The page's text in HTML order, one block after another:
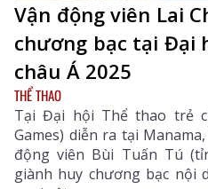
Vận động viên Lai
chương bạc tại Đại
châu Á 2025
THỂ THAO
Tại Đại hội Thể thao trẻ
Games) diễn ra tại
động viên Bùi Tuấn Tú
giành huy chương bạc nội